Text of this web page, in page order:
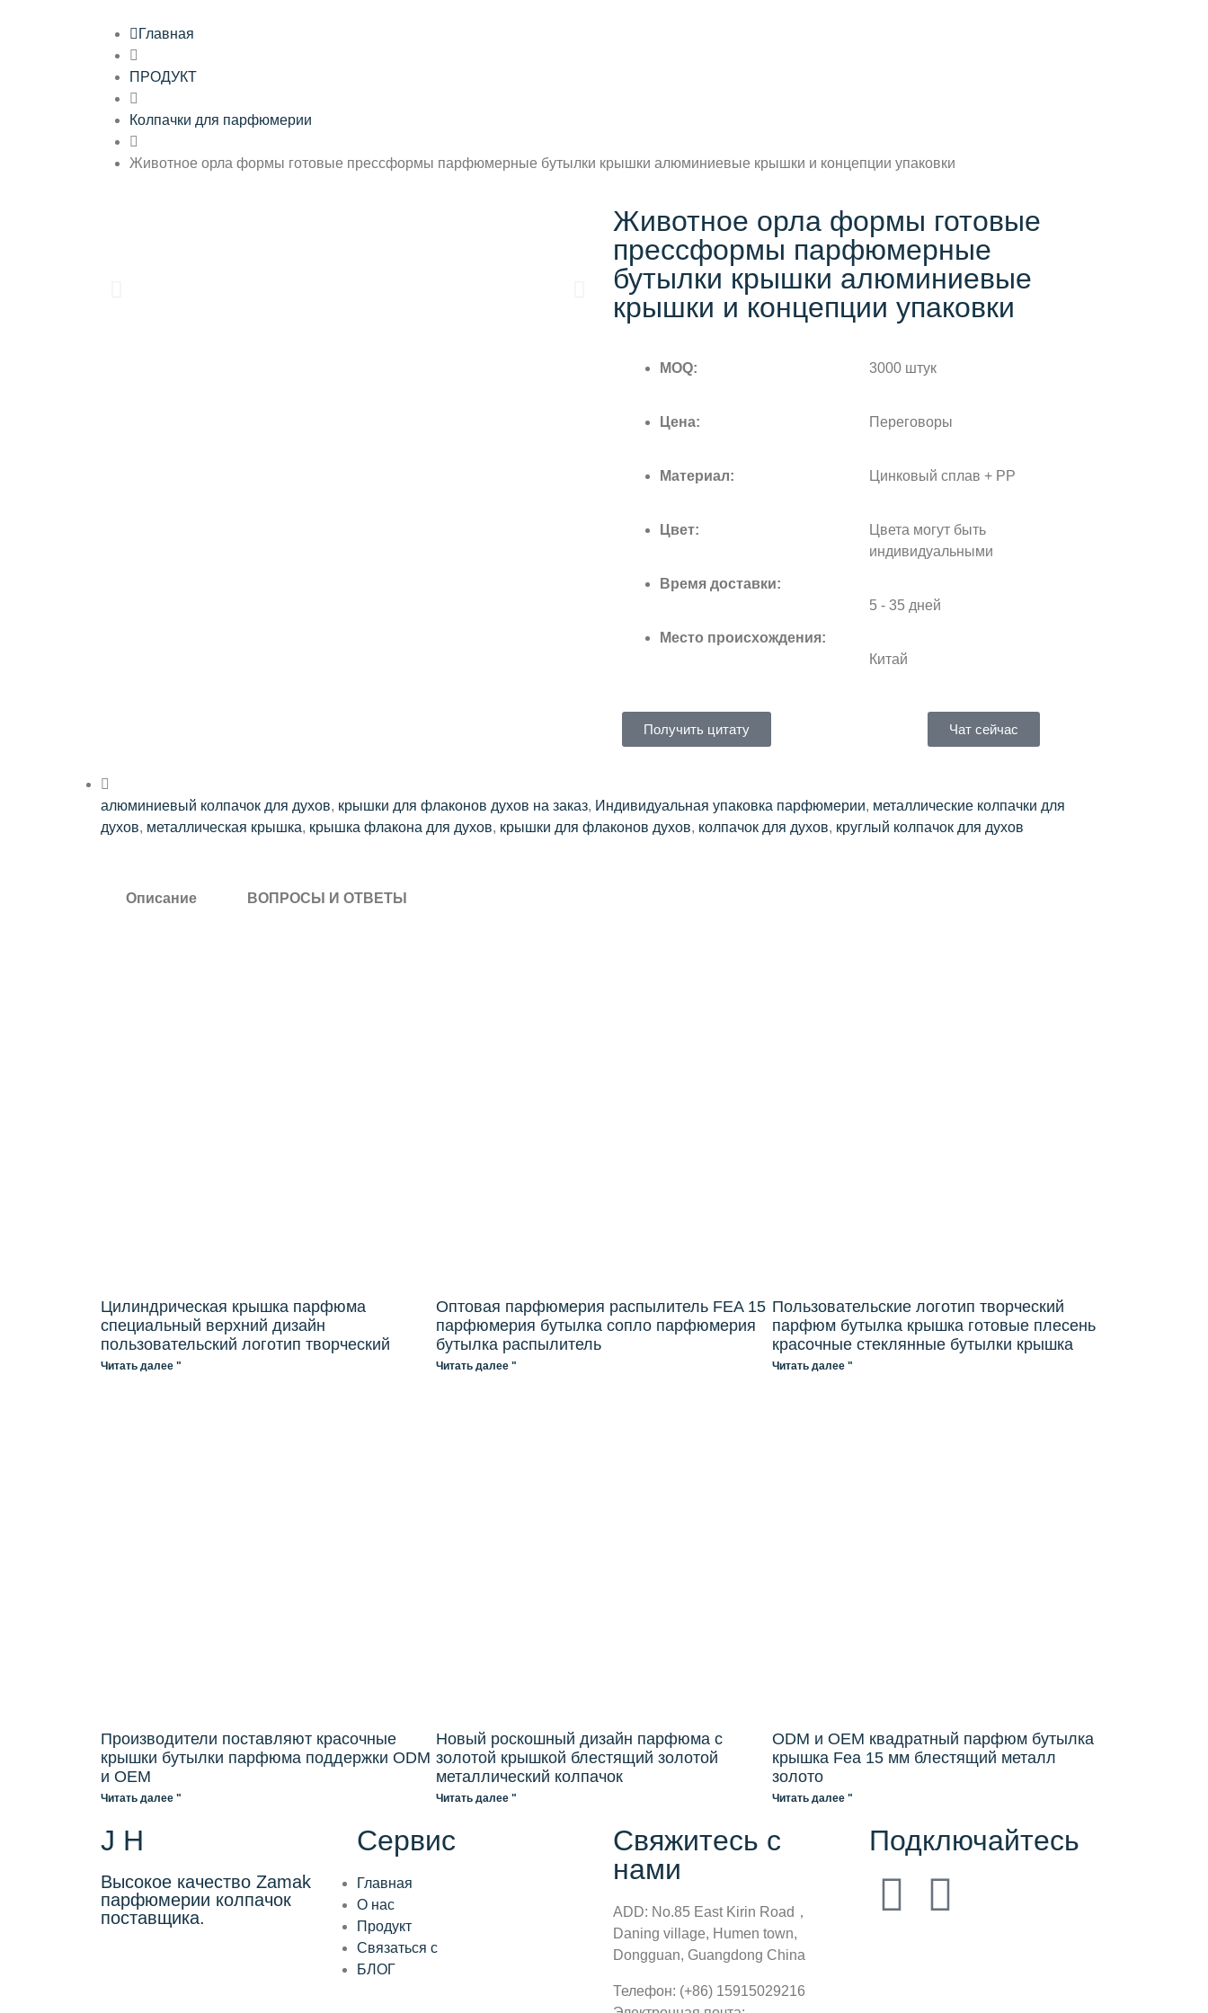
Главная
ПРОДУКТ
Колпачки для парфюмерии
Животное орла формы готовые прессформы парфюмерные бутылки крышки алюминиевые крышки и концепции упаковки
Животное орла формы готовые
прессформы парфюмерные
бутылки крышки алюминиевые
крышки и концепции упаковки
MOQ:
Цена:
Материал:
Цвет:
Время доставки:
Место происхождения:
3000 штук
Переговоры
Цинковый сплав + PP
Цвета могут быть
индивидуальными
5 - 35 дней
Китай
Получить цитату Чат сейчас
алюминиевый колпачок для духов, крышки для флаконов духов на заказ, Индивидуальная упаковка парфюмерии, металлические колпачки для
духов, металлическая крышка, крышка флакона для духов, крышки для флаконов духов, колпачок для духов, круглый колпачок для духов
Описание ВОПРОСЫ И ОТВЕТЫ
Цилиндрическая крышка парфюма
специальный верхний дизайн
пользовательский логотип творческий
Читать далее "
Оптовая парфюмерия распылитель FEA 15
парфюмерия бутылка сопло парфюмерия
бутылка распылитель
Читать далее "
Пользовательские логотип творческий
парфюм бутылка крышка готовые плесень
красочные стеклянные бутылки крышка
Читать далее "
Производители поставляют красочные
крышки бутылки парфюма поддержки ODM
и OEM
Читать далее "
Новый роскошный дизайн парфюма с
золотой крышкой блестящий золотой
металлический колпачок
Читать далее "
ODM и OEM квадратный парфюм бутылка
крышка Fea 15 мм блестящий металл
золото
Читать далее "
J H
Высокое качество Zamak
парфюмерии колпачок
поставщика.
Сервис
Главная
О нас
Продукт
Связаться с
БЛОГ
Свяжитесь с
нами
ADD: No.85 East Kirin Road，
Daning village, Humen town,
Dongguan, Guangdong China
Телефон: (+86) 15915029216
Подключайтесь